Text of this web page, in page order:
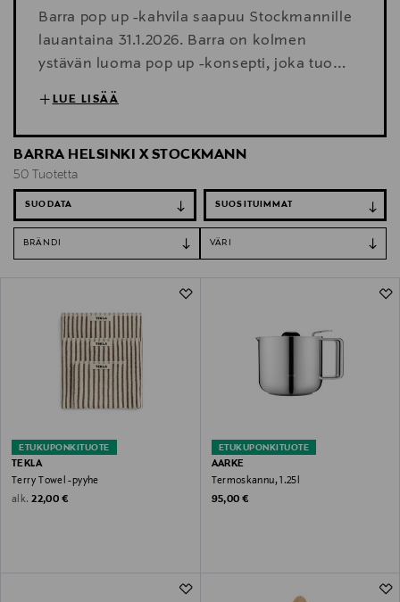
Barra pop up -kahvila saapuu Stockmannille
lauantaina 31.1.2026. Barra on kolmen
ystävän luoma pop up -konsepti, joka tuo
yhteen suomalaisen ja tanskalaisen
kautta. Barran perustajat ovat kuratoineet
omat suosikkinsa Stockmannin kodin
valikoimasta – tutustu ja inspiroidu!
LUE LISÄÄ
BARRA HELSINKI X STOCKMANN
50 Tuotetta
SUODATA
BRÄNDI VÄRI
ETUKUPONKITUOTE
TEKLA
Terry Towel -pyyhe
alk. Original Price
22,00 €
ETUKUPONKITUOTE
AARKE
Termoskannu, 1.25l
Original Price
95,00 €